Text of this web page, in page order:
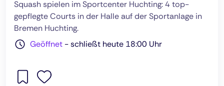
Squash spielen im Sportcenter Huchting: 4 top-
gepflegte Courts in der Halle auf der Sportanlage in
Bremen Huchting.
Geöffnet -schließt heute 18:00 Uhr